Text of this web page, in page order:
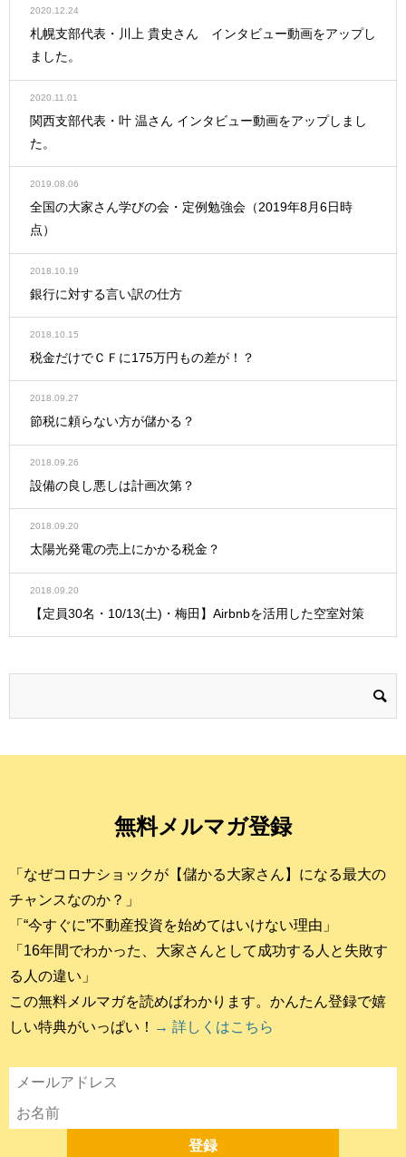
2020.12.24
札幌支部代表・川上 貴史さん インタビュー動画をアップし
ました。
2020.11.01
関西支部代表・叶 温さん インタビュー動画をアップしまし
た。
2019.08.06
全国の大家さん学びの会・定例勉強会（2019年8月6日時
点）
2018.10.19
銀行に対する言い訳の仕方
2018.10.15
税金だけでＣＦに175万円もの差が！？
2018.09.27
節税に頼らない方が儲かる？
2018.09.26
設備の良し悪しは計画次第？
2018.09.20
太陽光発電の売上にかかる税金？
2018.09.20
【定員30名・10/13(土)・梅田】Airbnbを活用した空室対策
無料メルマガ登録
「なぜコロナショックが【儲かる大家さん】になる最大の
チャンスなのか？」
「“今すぐに”不動産投資を始めてはいけない理由」
「16年間でわかった、大家さんとして成功する人と失敗す
る人の違い」
この無料メルマガを読めばわかります。かんたん登録で嬉
しい特典がいっぱい！ → 詳しくはこちら